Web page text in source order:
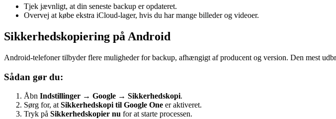
Tjek jævnligt, at din seneste backup er opdateret.
Overvej at købe ekstra iCloud-lager, hvis du har mange billeder og videoer.
Sikkerhedskopiering på Android
Android-telefoner tilbyder flere muligheder for backup, afhængigt af producent og version. Den mest
Sådan gør du:
Åbn Indstillinger → Google → Sikkerhedskopi.
Sørg for, at Sikkerhedskopi til Google One er aktiveret.
Tryk på Sikkerhedskopier nu for at starte processen.